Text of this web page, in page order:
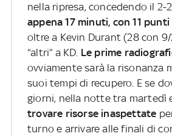
nella ripresa, concedendo il 2-
appena 17 minuti, con 11
oltre a Kevin Durant (28 con
“altri” a KD. Le prime
ovviamente sarà la risonanza
suoi tempi di recupero. E se
giorni, nella notte tra martedì
trovare risorse inaspettate
turno e arrivare alle finali di